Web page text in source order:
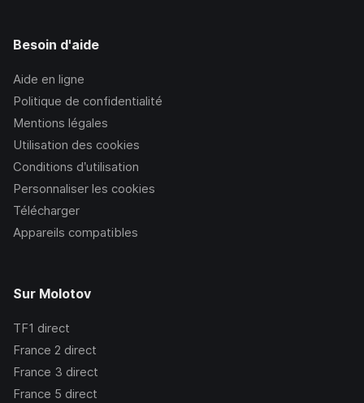
Besoin d'aide
Aide en ligne
Politique de confidentialité
Mentions légales
Utilisation des cookies
Conditions d’utilisation
Personnaliser les cookies
Télécharger
Appareils compatibles
Sur Molotov
TF1 direct
France 2 direct
France 3 direct
France 5 direct